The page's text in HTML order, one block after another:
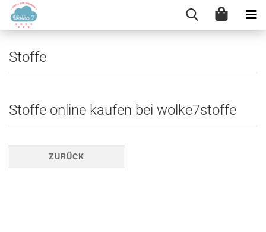
Stoffe
Stoffe online kaufen bei wolke7stoffe
ZURÜCK